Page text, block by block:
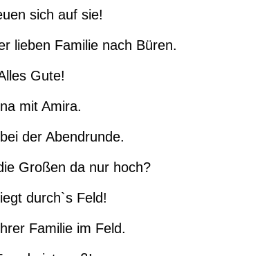
sich auf sie!
lieben Familie nach Büren.
Gute!
mit Amira.
der Abendrunde.
Großen da nur hoch?
durch`s Feld!
Familie im Feld.